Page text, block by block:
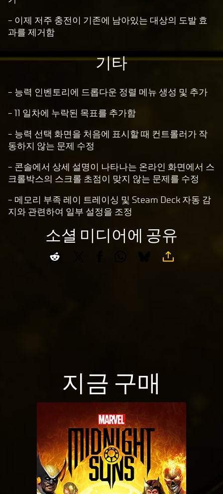
- 이제 저주 충전이 기존에 남아있는 대상의 도발 효
과를 제거함
기타
- 능력 인벤토리에 드롭다운 정렬 메뉴 생성 및 추가
- 11 일차에 누락된 목표를 추가함
- 능력 선택 화면을 처음에 표시할 때 컨트롤러가 작
동하지 않는 문제 수정
- 콘솔에서 상세 설명이 나타나는 온라인 화면에서 스
크롤박스의 스크롤 초점이 맞지 않는 문제를 수정
- 메모리 부족 레이 트레이싱 및 Steam Deck 자동 감
지와 관련하여 일부 설정을 조정
소셜 미디어에 공유
지금 구매